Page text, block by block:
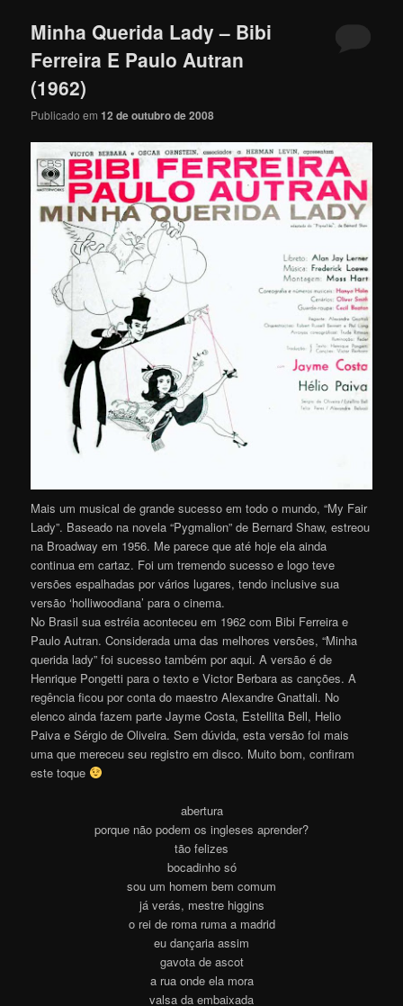
Minha Querida Lady – Bibi
Ferreira E Paulo Autran
(1962)
Publicado em12 de outubro de 2008
Mais um musical de grande sucesso em todo o mundo, “My Fair
Lady”. Baseado na novela “Pygmalion” de Bernard Shaw, estreou
na Broadway em 1956. Me parece que até hoje ela ainda
continua em cartaz. Foi um tremendo sucesso e logo teve
versões espalhadas por vários lugares, tendo inclusive sua
versão ‘holliwoodiana’ para o cinema.
No Brasil sua estréia aconteceu em 1962 com Bibi Ferreira e
Paulo Autran. Considerada uma das melhores versões, “Minha
querida lady” foi sucesso também por aqui. A versão é de
Henrique Pongetti para o texto e Victor Berbara as canções. A
regência ficou por conta do maestro Alexandre Gnattali. No
elenco ainda fazem parte Jayme Costa, Estellita Bell, Helio
Paiva e Sérgio de Oliveira. Sem dúvida, esta versão foi mais
uma que mereceu seu registro em disco. Muito bom, confiram
este toque
abertura
porque não podem os ingleses aprender?
tão felizes
bocadinho só
sou um homem bem comum
já verás, mestre higgins
o rei de roma ruma a madrid
eu dançaria assim
gavota de ascot
a rua onde ela mora
valsa da embaixada